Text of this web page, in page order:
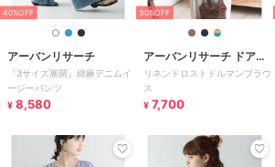
40%OFF
アーバンリサーチ
『3サイズ展開』綿麻デニムイ
ージーパンツ
¥ 8,580
30%OFF
アーバンリサーチ ドアー
ズ
リネンドロストドルマンブラウ
ス
¥ 7,700